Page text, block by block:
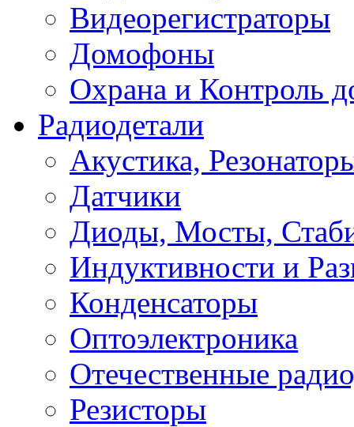
Видеорегистраторы
Домофоны
Охрана и Контроль
Радиодетали
Акустика,
Датчики
Диоды, Мосты,
Индуктивности и
Конденсаторы
Оптоэлектроника
Отечественные
Резисторы